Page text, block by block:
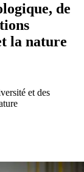
de
la nature
et des